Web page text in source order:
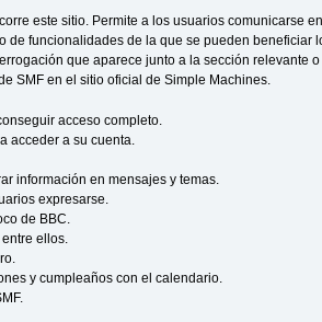
este sitio. Permite a los usuarios comunicarse
funcionalidades de la que se pueden beneficiar
que aparece junto a la sección relevante
SMF en el sitio oficial de Simple Machines.
acceso completo.
acceder a su cuenta.
información en mensajes y temas.
expresarse.
de BBC.
ellos.
y cumpleaños con el calendario.